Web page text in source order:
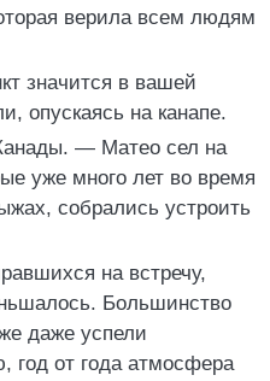
верила всем людям
значится в вашей
опускаясь на канапе.
— Матео сел на
уже много лет во время
собрались устроить
на встречу,
Большинство
даже успели
год от года атмосфера